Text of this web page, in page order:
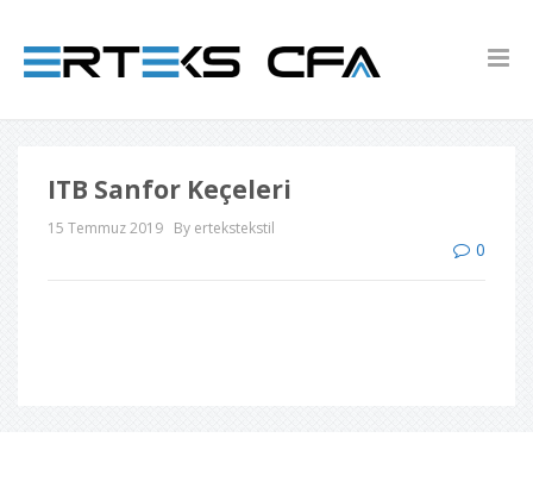
ITB Sanfor Keçeleri
15 Temmuz 2019 By ertekstekstil
0